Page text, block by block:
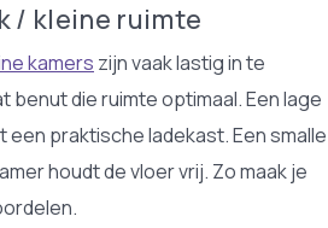
/ kleine ruimte
kamers zijn vaak lastig in te
benut die ruimte optimaal. Een lage
praktische ladekast. Een smalle
houdt de vloer vrij. Zo maak je